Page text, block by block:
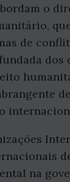
o
de
dos
na